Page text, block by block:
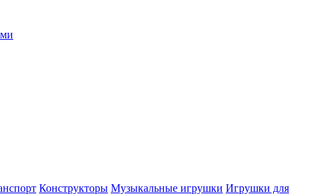
Конструкторы Музыкальные игрушки Игрушки для